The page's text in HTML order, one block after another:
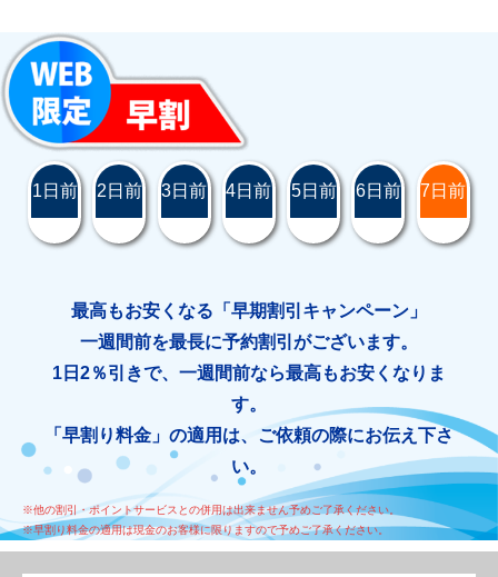
1日前 2日前 3日前 4日前 5日前 6日前 7日前
最高もお安くなる「早期割引キャンペーン」
一週間前を最長に予約割引がございます。
1日2％引きで、一週間前なら最高もお安くなりま
す。
「早割り料金」の適用は、ご依頼の際にお伝え下さ
い。
※他の割引・ポイントサービスとの併用は出来ません予めご了承ください。
※早割り料金の適用は現金のお客様に限りますので予めご了承ください。